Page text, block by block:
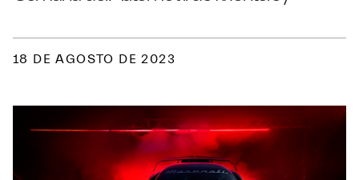
18 DE AGOSTO DE 2023